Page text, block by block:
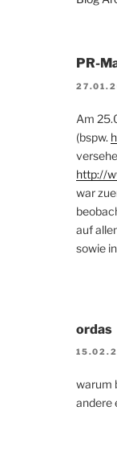
PR-
Am
(bspw.
http://
war
auf
sowie
ordas
warum
andere